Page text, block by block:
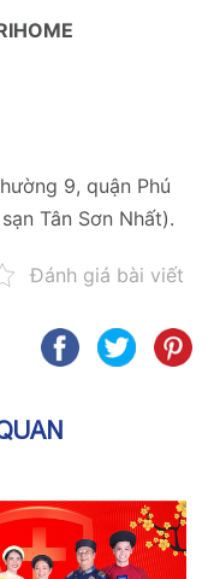
9, quận Phú
Tân Sơn Nhất).
Đánh giá bài viết